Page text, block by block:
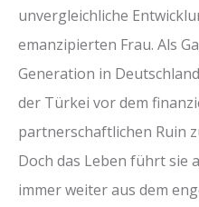
unvergleichliche
emanzipierten Frau. Als
Generation in
der Türkei vor dem
partnerschaftlichen Ruin
Doch das Leben führt sie
immer weiter aus dem